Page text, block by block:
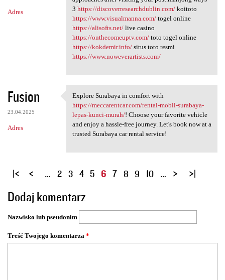
Adres
3 https://discoverresearchdublin.com/koitoto
https://www.visualmanna.com/togel online
https://alisofts.net/live casino
https://onthecomeuptv.com/toto togel online
https://kokdemir.info/situs toto resmi
https://www.noweverartists.com/
Fusion
23.04.2025
Adres
Explore Surabaya in comfort
Explore Surabaya in comfort with
https://meccarentcar.com/rental-mobil-surabaya-
lepas-kunci-murah/! Choose your favorite vehicle
and enjoy a hassle-free journey. Let's book now at a
trusted Surabaya car rental service!
S
r
o
n
y
… 2 3 4 5 6 7 8 9 10 …
Dodaj komentarz
Nazwisko lub pseudonim
Treść Twojego komentarza *